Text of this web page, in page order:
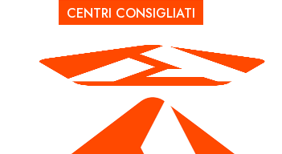
CENTRI CONSIGLIATI